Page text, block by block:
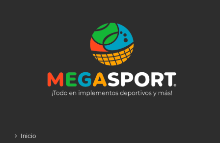
Inicio